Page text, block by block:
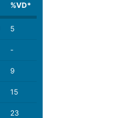
%VD*
5
-
9
15
23